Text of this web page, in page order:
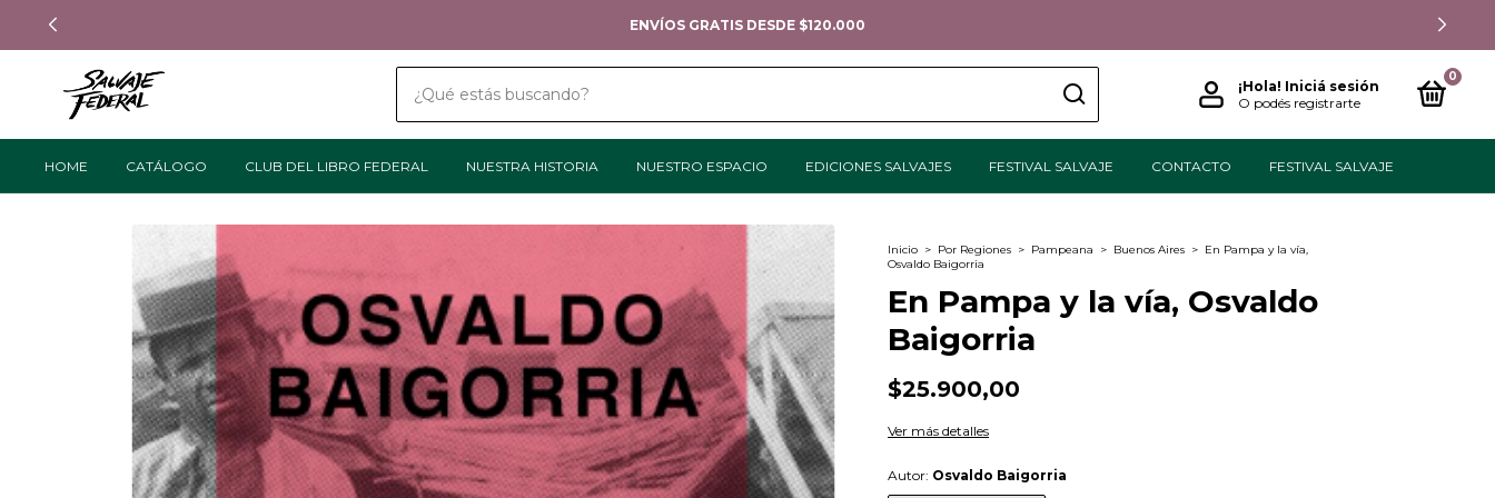
TODOS LOS MEDIOS DE PAGO
¡Hola! Iniciá sesión
O podés registrarte
0
HOME CATÁLOGO CLUB DEL LIBRO FEDERAL NUESTRA HISTORIA NUESTRO ESPACIO EDICIONES SALVAJES FESTIVAL SALVAJE CONTACTO FESTIVAL SALVAJE
Inicio > Por Regiones > Pampeana > Buenos Aires > En Pampa y la vía,
Osvaldo Baigorria
En Pampa y la vía, Osvaldo
Baigorria
$25.900,00
Ver más detalles
Autor: Osvaldo Baigorria